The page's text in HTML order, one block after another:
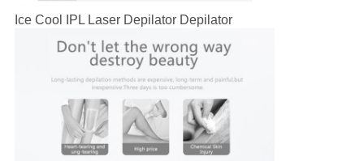
Ice Cool IPL Laser Depilator Depilator